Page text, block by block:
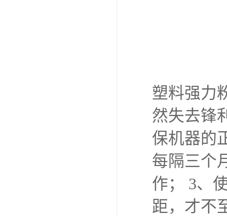
塑料强力
然失去锋
保机器的
每隔三个
作； 3、
距，才不